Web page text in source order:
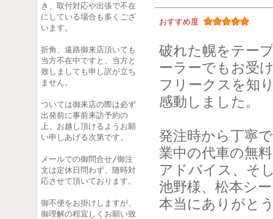
き、取付対応や出張で不在
にしている場合も多くござ
います。
折角、遠路御来店頂いても
当方不在中ですと、当方と
致しましても申し訳が立ち
ません。
ついては御来店の際は必ず
出発前に事前来訪予約の
上、お越し頂けるようお願
い申しあげる次第です。
メールでの御問合せ/御注
文は定休日問わず、随時対
応させて頂いております。
御不便をお掛けしますが、
御理解の程宜しくお願い致
おすすめ度
破れた幌をテー
ーラーでもお受
フリークスを知
感動しました。
発注時から丁寧
業中の代車の無
アドバイス、そ
池野様、松本シ
本当にありがと